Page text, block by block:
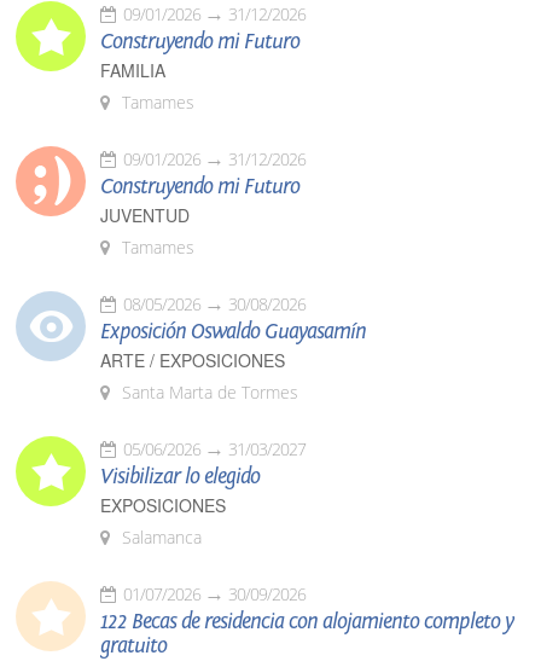
09/01/2026 31/12/2026
Construyendo mi Futuro
FAMILIA
Tamames
09/01/2026 31/12/2026
Construyendo mi Futuro
JUVENTUD
Tamames
08/05/2026 30/08/2026
Exposición Oswaldo Guayasamín
ARTE / EXPOSICIONES
Santa Marta de Tormes
05/06/2026 31/03/2027
Visibilizar lo elegido
EXPOSICIONES
Salamanca
01/07/2026 30/09/2026
122 Becas de residencia con alojamiento completo y
gratuito